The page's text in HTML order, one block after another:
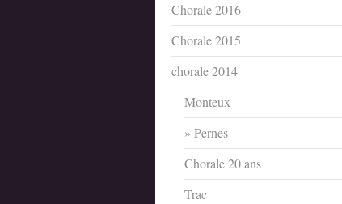
Chorale 2016
Chorale 2015
chorale 2014
Monteux
Pernes
Chorale 20 ans
Trac